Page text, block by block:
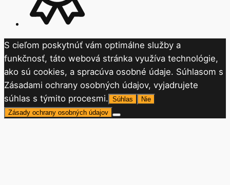
S cieľom poskytnúť vám optimálne služby a
funkčnosť, táto webová stránka využíva technológie,
ako sú cookies, a spracúva osobné údaje. Súhlasom s
Zásadami ochrany osobných údajov, vyjadrujete
súhlas s týmito procesmi. Súhlas
Nie
Zásady ochrany osobných údajov